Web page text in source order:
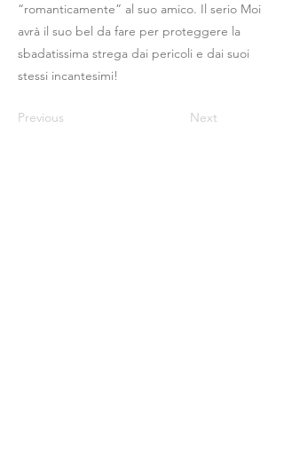
“romanticamente” al suo amico. Il serio Moi
avrà il suo bel da fare per proteggere la
sbadatissima strega dai pericoli e dai suoi
stessi incantesimi!
Previous Next